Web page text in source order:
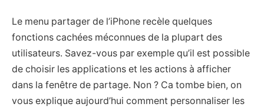
Le menu partager de l’iPhone recèle quelques
fonctions cachées méconnues de la plupart des
utilisateurs. Savez-vous par exemple qu’il est possible
de choisir les applications et les actions à afficher
dans la fenêtre de partage. Non ? Ca tombe bien, on
vous explique aujourd’hui comment personnaliser les